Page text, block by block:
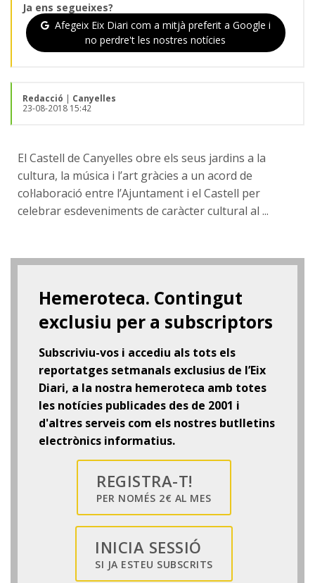
Ja ens segueixes?
Afegeix Eix Diari com a mitjà preferit a Google i
no perdre't les nostres notícies
Redacció | Canyelles
23-08-2018 15:42
El Castell de Canyelles obre els seus jardins a la
cultura, la música i l’art gràcies a un acord de
col·laboració entre l’Ajuntament i el Castell per
celebrar esdeveniments de caràcter cultural al ...
Hemeroteca. Contingut
exclusiu per a subscriptors
Subscriviu-vos i accediu als tots els
reportatges setmanals exclusius de l’Eix
Diari, a la nostra hemeroteca amb totes
les notícies publicades des de 2001 i
d'altres serveis com els nostres butlletins
electrònics informatius.
REGISTRA-T!
PER NOMÉS 2€ AL MES
INICIA SESSIÓ
SI JA ESTEU SUBSCRITS